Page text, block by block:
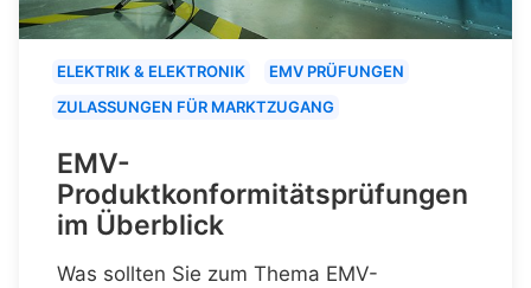
ELEKTRIK & ELEKTRONIK
EMV PRÜFUNGEN
ZULASSUNGEN FÜR MARKTZUGANG
EMV-
Produktkonformitätsprüfungen
im Überblick
Was sollten Sie zum Thema EMV-